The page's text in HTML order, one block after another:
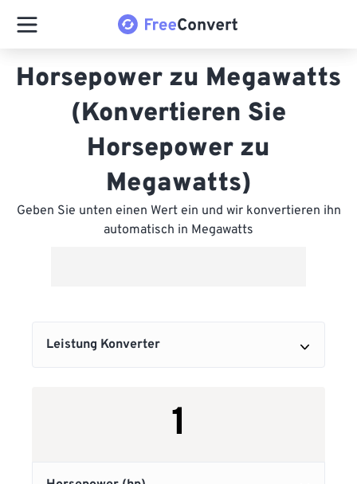
Horsepower zu Megawatts
(Konvertieren Sie
Horsepower zu
Megawatts)
Geben Sie unten einen Wert ein und wir konvertieren ihn
automatisch in Megawatts